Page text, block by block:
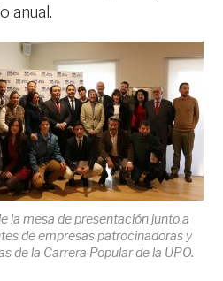
anual.
la mesa de presentación junto a
de empresas patrocinadoras y
de la Carrera Popular de la UPO.